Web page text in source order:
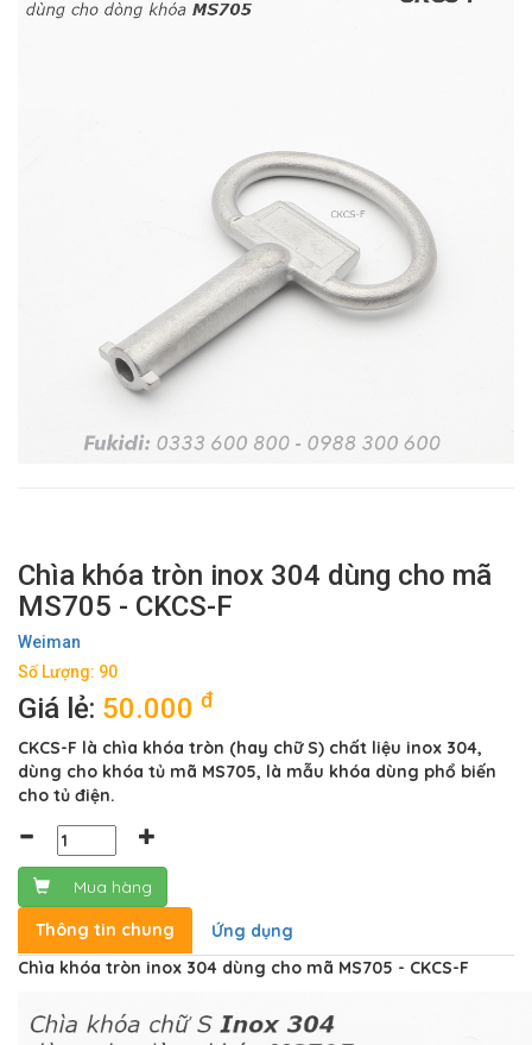
Chìa khóa tròn inox 304 dùng cho mã
MS705 - CKCS-F
Weiman
Số Lượng: 90
Giá lẻ: 50.000 đ
CKCS-F là chìa khóa tròn (hay chữ S) chất liệu inox 304,
dùng cho khóa tủ mã MS705, là mẫu khóa dùng phổ biến
cho tủ điện.
Mua hàng
Thông tin chung
Ứng dụng
Chìa khóa tròn inox 304 dùng cho mã MS705 - CKCS-F